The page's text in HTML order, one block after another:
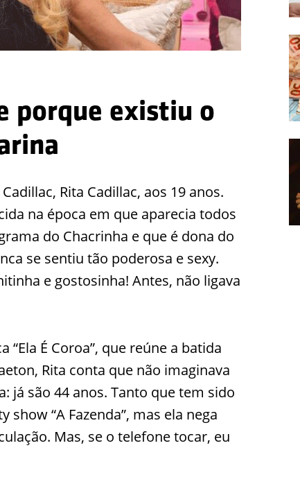
porque existiu o
Rita Cadillac, aos 19 anos.
na época em que aparecia todos
do Chacrinha e que é dona do
se sentiu tão poderosa e sexy.
e gostosinha! Antes, não ligava
“Ela É Coroa”, que reúne a batida
Rita conta que não imaginava
já são 44 anos. Tanto que tem sido
“A Fazenda”, mas ela nega
Mas, se o telefone tocar, eu